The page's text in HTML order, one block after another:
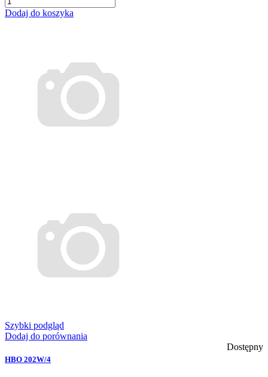
Dodaj do koszyka
Szybki podgląd
Dodaj do porównania
Dostępny
HBO 202W/4